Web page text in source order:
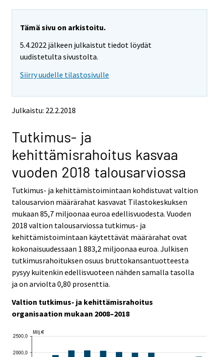
Tämä sivu on arkistoitu.
5.4.2022 jälkeen julkaistut tiedot löydät
uudistetulta sivustolta.
Siirry uudelle tilastosivulle
Julkaistu: 22.2.2018
Tutkimus- ja
kehittämisrahoitus kasvaa
vuoden 2018 talousarviossa
Tutkimus- ja kehittämistoimintaan kohdistuvat valtion
talousarvion määrärahat kasvavat Tilastokeskuksen
mukaan 85,7 miljoonaa euroa edellisvuodesta. Vuoden
2018 valtion talousarviossa tutkimus- ja
kehittämistoimintaan käytettävät määrärahat ovat
kokonaisuudessaan 1 883,2 miljoonaa euroa. Julkisen
tutkimusrahoituksen osuus bruttokansantuotteesta
pysyy kuitenkin edellisvuoteen nähden samalla tasolla
ja on arviolta 0,80 prosenttia.
Valtion tutkimus- ja kehittämisrahoitus
organisaation mukaan 2008–2018